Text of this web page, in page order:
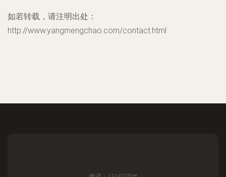
如若转载，请注明出处：
http://www.yangmengchao.com/contact.html